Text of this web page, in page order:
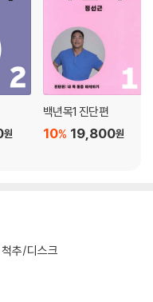
?
적인 유혹
추전만을 없애야 해!
칭 창시자!
원
백년목1 진단편
19,800원
10%
척추/디스크